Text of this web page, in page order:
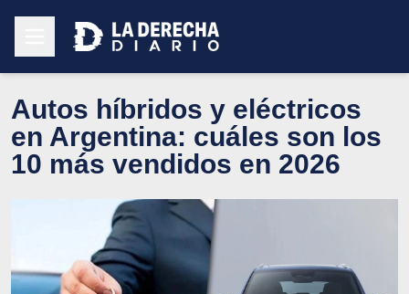
Autos híbridos y eléctricos
en Argentina: cuáles son los
10 más vendidos en 2026